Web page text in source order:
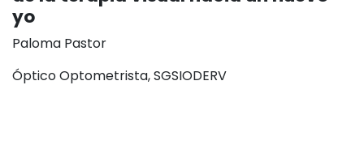
yo
Paloma Pastor
Óptico Optometrista, SGSIODERV